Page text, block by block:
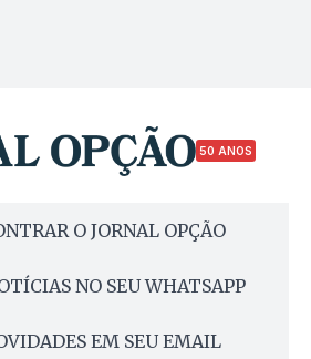
50 ANOS
O JORNAL OPÇÃO
NO SEU WHATSAPP
EM SEU EMAIL